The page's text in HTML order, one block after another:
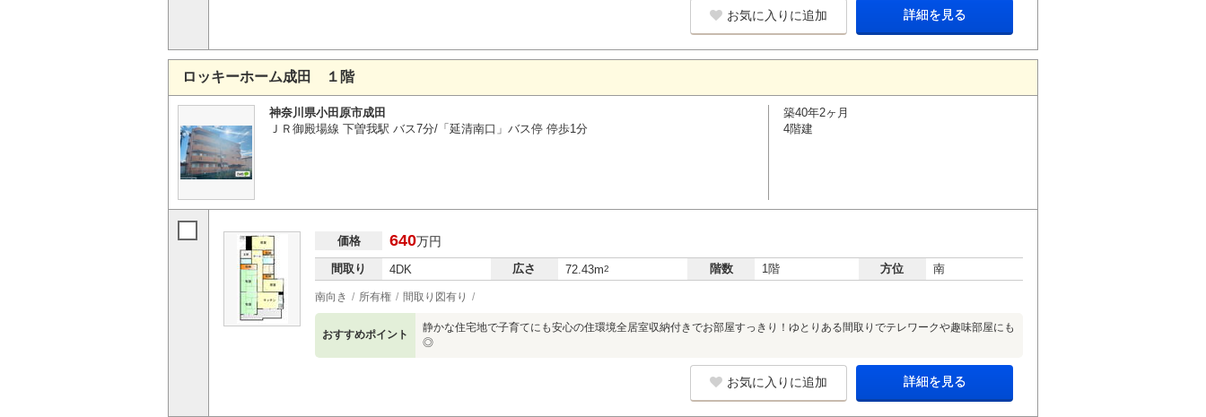
お気に入りに追加 詳細を見る
ロッキーホーム成田 １階
神奈川県小田原市成田
ＪＲ御殿場線 下曽我駅 バス7分/「延清南口」バス停 停歩1分
築40年2ヶ月
4階建
価格 640万円
間取り 4DK 広さ 72.43m2 階数 1階 方位 南
南向き 所有権 間取り図有り
おすすめポイント
静かな住宅地で子育てにも安心の住環境全居室収納付きでお部屋すっきり！ゆとりある間取りでテレワークや趣味部屋にも
◎
お気に入りに追加 詳細を見る